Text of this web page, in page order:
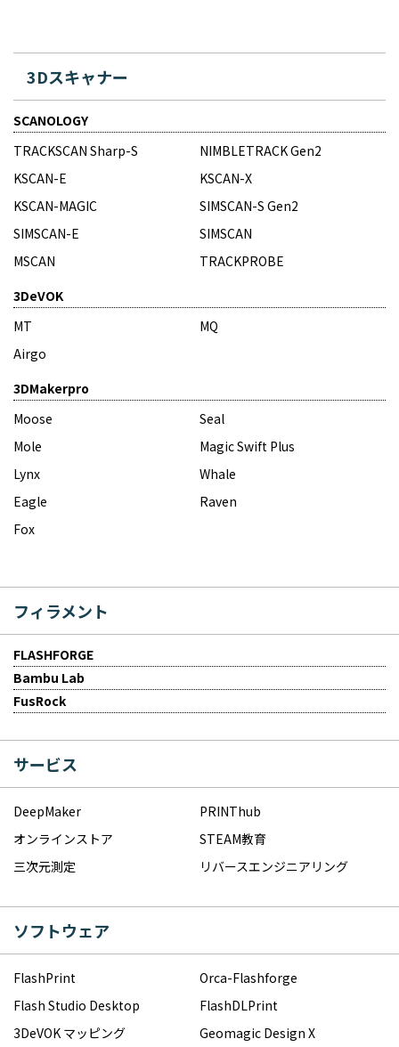
3Dスキャナー
SCANOLOGY
TRACKSCAN Sharp-S
NIMBLETRACK Gen2
KSCAN-E
KSCAN-X
KSCAN-MAGIC
SIMSCAN-S Gen2
SIMSCAN-E
SIMSCAN
MSCAN
TRACKPROBE
3DeVOK
MT
MQ
Airgo
3DMakerpro
Moose
Seal
Mole
Magic Swift Plus
Lynx
Whale
Eagle
Raven
Fox
フィラメント
FLASHFORGE
Bambu Lab
FusRock
サービス
DeepMaker
PRINThub
オンラインストア
STEAM教育
三次元測定
リバースエンジニアリング
ソフトウェア
FlashPrint
Orca-Flashforge
Flash Studio Desktop
FlashDLPrint
3DeVOK マッピング
Geomagic Design X